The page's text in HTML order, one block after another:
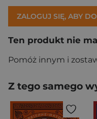
ZALOGUJ SIĘ, ABY
Ten produkt nie
Pomóż innym i
Z tego samego